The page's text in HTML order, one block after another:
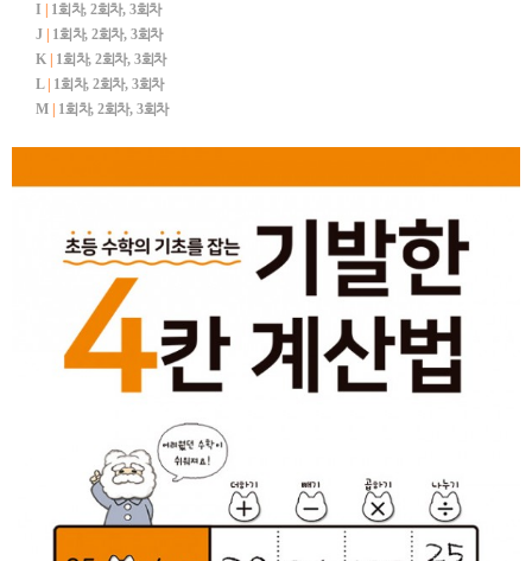
I
1회차, 2회차, 3회차
J
1회차, 2회차, 3회차
K
1회차, 2회차, 3회차
L 1회차, 2회차, 3회차
M
1회차, 2회차, 3회차